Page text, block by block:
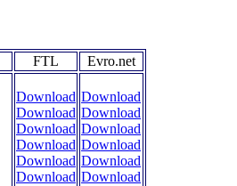
FTL Evro.net
Download
Download
Download
Download
Download
Download
Download
Download
Download
Download
Download
Download